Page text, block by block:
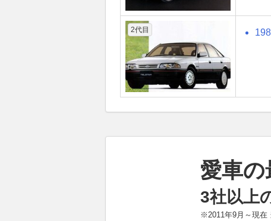
2代目
愛車の
3社以上
※2011年9月～現在